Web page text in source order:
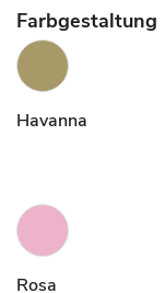
Farbgestaltung
Havanna
Rosa